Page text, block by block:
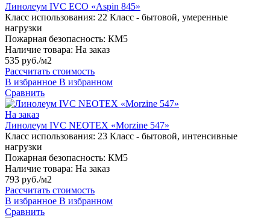
Линолеум IVC ECO «Aspin 845»
Класс использования: 22 Класс - бытовой, умеренные
нагрузки
Пожарная безопасность: КМ5
Наличие товара: На заказ
535 руб./м2
Рассчитать стоимость
В избранное В избранном
Сравнить
На заказ
Линолеум IVC NEOTEX «Morzine 547»
Класс использования: 23 Класс - бытовой, интенсивные
нагрузки
Пожарная безопасность: КМ5
Наличие товара: На заказ
793 руб./м2
Рассчитать стоимость
В избранное В избранном
Сравнить